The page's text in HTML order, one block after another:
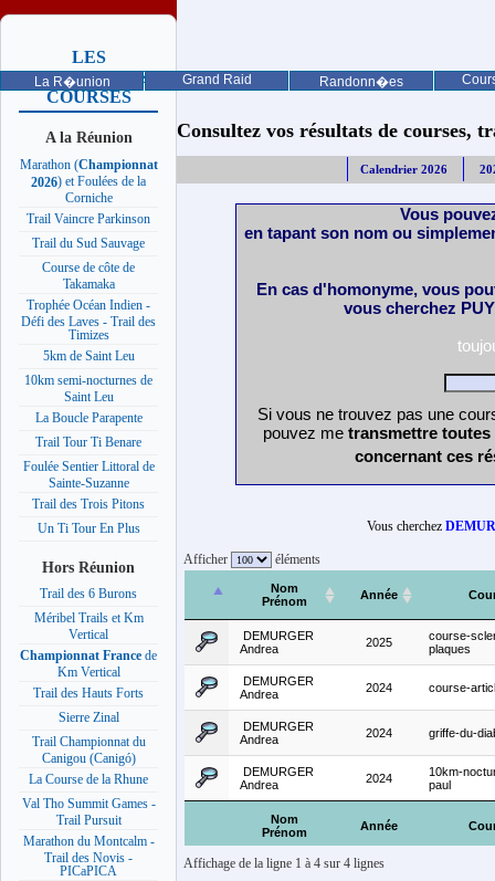
La R�union Grand Raid Randonn�es
LES
PROCHAINES
COURSES
A la Réunion
Marathon (Championnat
2026) et Foulées de la
Corniche
Trail Vaincre Parkinson
Trail du Sud Sauvage
Course de côte de
Takamaka
Trophée Océan Indien -
Défi des Laves - Trail des
Timizes
5km de Saint Leu
10km semi-nocturnes de
Saint Leu
La Boucle Parapente
Trail Tour Ti Benare
Foulée Sentier Littoral de
Sainte-Suzanne
Trail des Trois Pitons
Un Ti Tour En Plus
Hors Réunion
Trail des 6 Burons
Méribel Trails et Km
Vertical
Championnat France de
Km Vertical
Trail des Hauts Forts
Sierre Zinal
Trail Championnat du
Canigou (Canigó)
La Course de la Rhune
Val Tho Summit Games -
Trail Pursuit
Marathon du Montcalm -
Trail des Novis -
PICaPICA
Consultez vos résultats de courses,
Calendrier 2026
Vous
en tapant son nom ou
En cas d'homonyme, vous
vous cherchez
Si vous ne trouvez pas une
pouvez me transmettre
concernant ces
Vous cherchez
Afficher éléments
Nom
Prénom
Année
Nom
Prénom
Année
DEMURGER
Andrea
2025
course-
plaques
DEMURGER
Andrea
2024 course-
DEMURGER
Andrea
2024 griffe-du-
DEMURGER
Andrea
2024
10km-
paul
Affichage de la ligne 1 à 4 sur 4 lignes